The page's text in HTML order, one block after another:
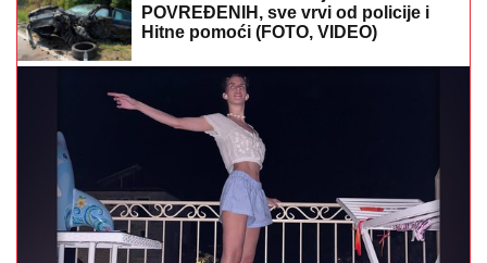
JOKIĆ GLEDA U NEVERICI: Amerikanci ostali
zapanjeni, šta to radi Denver?
Eminu Jahović je jedna trauma
OBELEŽILA ZA CEO ŽIVOT, ovo malo
ko zna: "Pao mi je na ruke, bilo mi je
strašno teško"
(FOTO) BILA U KANDŽAMA DROGE,
DECA NISU IMALA ODEĆUPevačica
promenila život iz korena, pa pokazala
kako sada izgleda: "Bez filtera"